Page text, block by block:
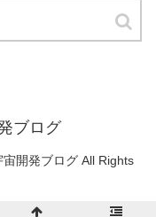
ブログ
開発ブログ All Rights